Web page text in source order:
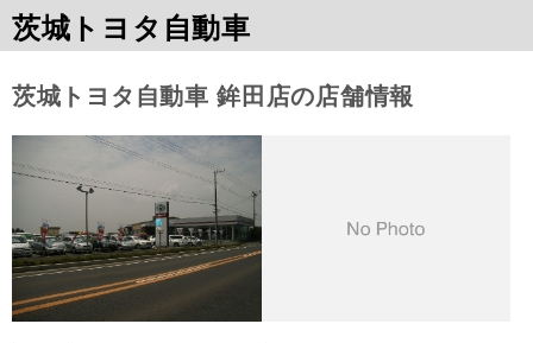
茨城トヨタ自動車
茨城トヨタ自動車 鉾田店の店舗情報